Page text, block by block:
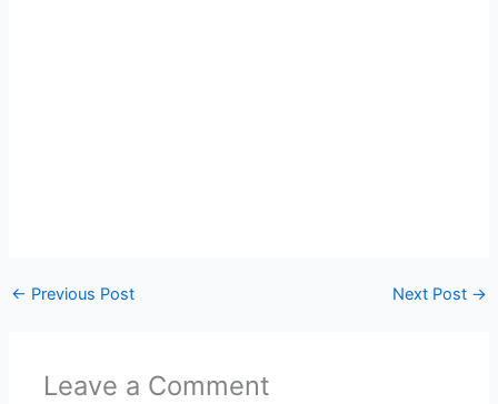
← Previous Post Next Post →
Leave a Comment